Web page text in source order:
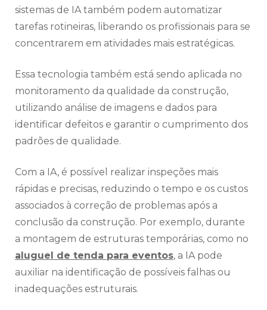
sistemas de IA também podem automatizar
tarefas rotineiras, liberando os profissionais para se
concentrarem em atividades mais estratégicas.
Essa tecnologia também está sendo aplicada no
monitoramento da qualidade da construção,
utilizando análise de imagens e dados para
identificar defeitos e garantir o cumprimento dos
padrões de qualidade.
Com a IA, é possível realizar inspeções mais
rápidas e precisas, reduzindo o tempo e os custos
associados à correção de problemas após a
conclusão da construção. Por exemplo, durante
a montagem de estruturas temporárias, como no
aluguel de tenda para eventos, a IA pode
auxiliar na identificação de possíveis falhas ou
inadequações estruturais.